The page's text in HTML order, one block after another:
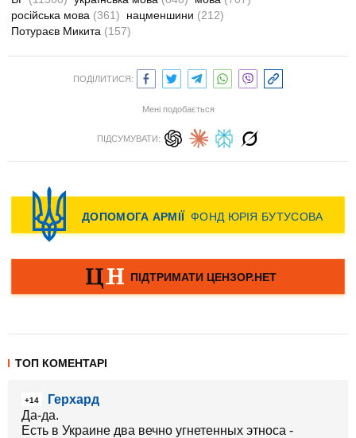
російська мова (361) нацменшини (212)
Потураєв Микита (157)
ПОДІЛИТИСЯ:
Мені подобається
ПІДСУМУВАТИ:
ТОП КОМЕНТАРІ
+14
Герхард
Да-да.
Есть в Украине два вечно угнетенных этноса -